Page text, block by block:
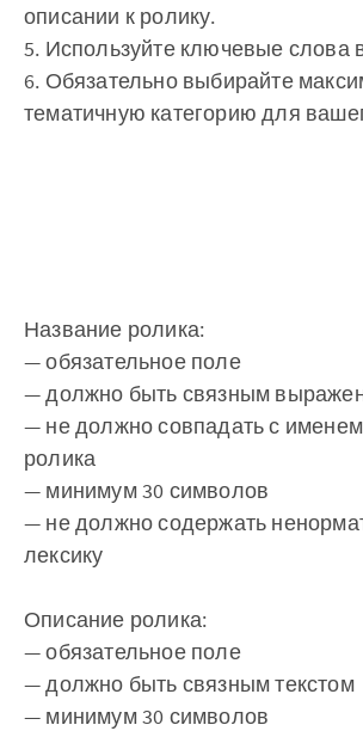
описании к ролику.
5. Используйте ключевые слова
6. Обязательно выбирайте
тематичную категорию для
Название ролика:
— обязательное поле
— должно быть связным
— не должно совпадать с
ролика
— минимум 30 символов
— не должно содержать
лексику
Описание ролика:
— обязательное поле
— должно быть связным текстом
— минимум 30 символов